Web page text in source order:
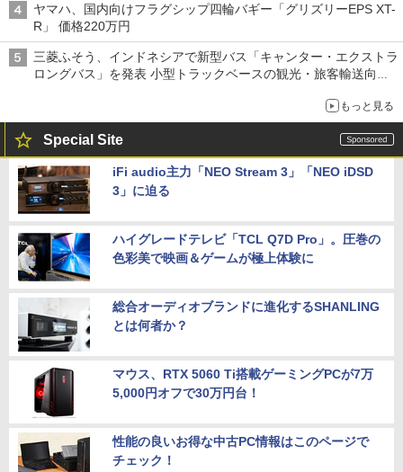
ヤマハ、国内向けフラグシップ四輪バギー「グリズリーEPS XT-
R」 価格220万円
三菱ふそう、インドネシアで新型バス「キャンター・エクストラ
ロングバス」を発表 小型トラックベースの観光・旅客輸送向け
もっと見る
Special Site
iFi audio主力「NEO Stream 3」「NEO iDSD
3」に迫る
ハイグレードテレビ「TCL Q7D Pro」。圧巻の
色彩美で映画＆ゲームが極上体験に
総合オーディオブランドに進化するSHANLING
とは何者か？
マウス、RTX 5060 Ti搭載ゲーミングPCが7万
5,000円オフで30万円台！
性能の良いお得な中古PC情報はこのページで
チェック！